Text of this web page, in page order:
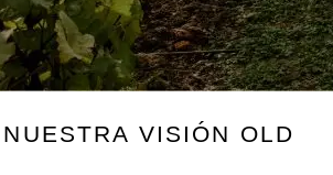
NUESTRA VISIÓN OLD